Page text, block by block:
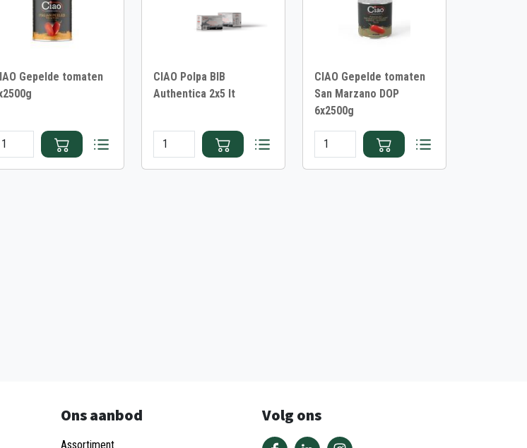
Gepelde tomaten
CIAO Polpa BIB
Authentica 2x5 lt
CIAO Gepelde tomaten
San Marzano DOP
6x2500g
Ons aanbod
Assortiment
Volg ons